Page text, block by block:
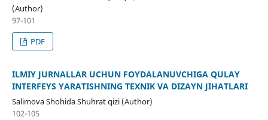
(Author)
97-101
PDF
ILMIY JURNALLAR UCHUN FOYDALANUVCHIGA QULAY
INTERFEYS YARATISHNING TEXNIK VA DIZAYN JIHATLARI
Salimova Shohida Shuhrat qizi (Author)
102-105